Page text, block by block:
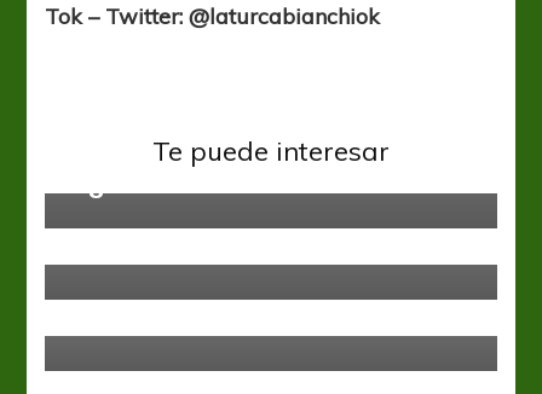
Tok – Twitter: @laturcabianchiok
Te puede interesar
convocatoria del seleccionado